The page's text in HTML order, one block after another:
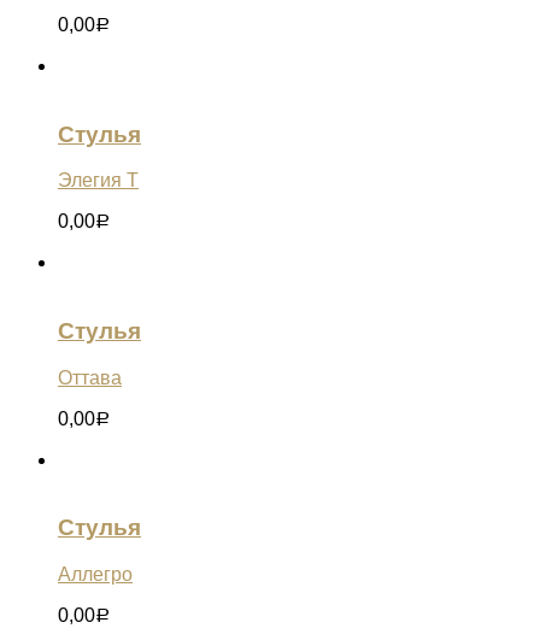
0,00Р
Стулья
Элегия Т
0,00Р
Стулья
Оттава
0,00Р
Стулья
Аллегро
0,00Р